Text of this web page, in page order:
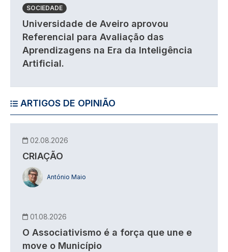
SOCIEDADE
Universidade de Aveiro aprovou
Referencial para Avaliação das
Aprendizagens na Era da Inteligência
Artificial.
ARTIGOS DE OPINIÃO
02.08.2026
CRIAÇÃO
António Maio
01.08.2026
O Associativismo é a força que une e
move o Município